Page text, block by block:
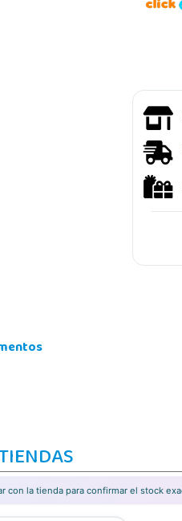
con la tienda para confirmar el stock